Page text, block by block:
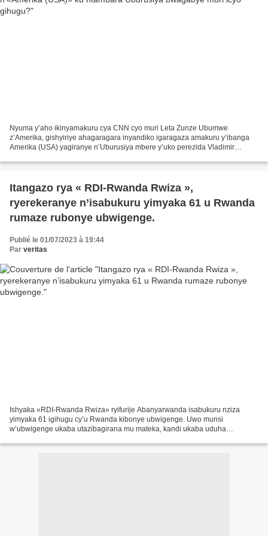
Nyuma y’aho ikinyamakuru cya CNN cyo muri Leta Zunze Ubumwe
z’Amerika, gishyiriye ahagaragara inyandiko igaragaza amakuru y’ibanga
Amerika (USA) yagiranye n’Uburusiya mbere y’uko perezida Vladimir
Itangazo rya « RDI-Rwanda Rwiza »,
ryerekeranye n’isabukuru yimyaka 61 u Rwanda
rumaze rubonye ubwigenge.
Publié le 01/07/2023 à 19:44
Par veritas
Ishyaka «RDI-Rwanda Rwiza» ryifurije Abanyarwanda isabukuru nziza
yimyaka 61 igihugu cy’u Rwanda kibonye ubwigenge. Uwo munsi
w’ubwigenge ukaba utazibagirana mu mateka, kandi ukaba uduha